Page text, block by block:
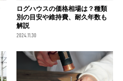
ログハウスの価格相場は？種類
別の目安や維持費、耐久年数も
解説
2024.11.30